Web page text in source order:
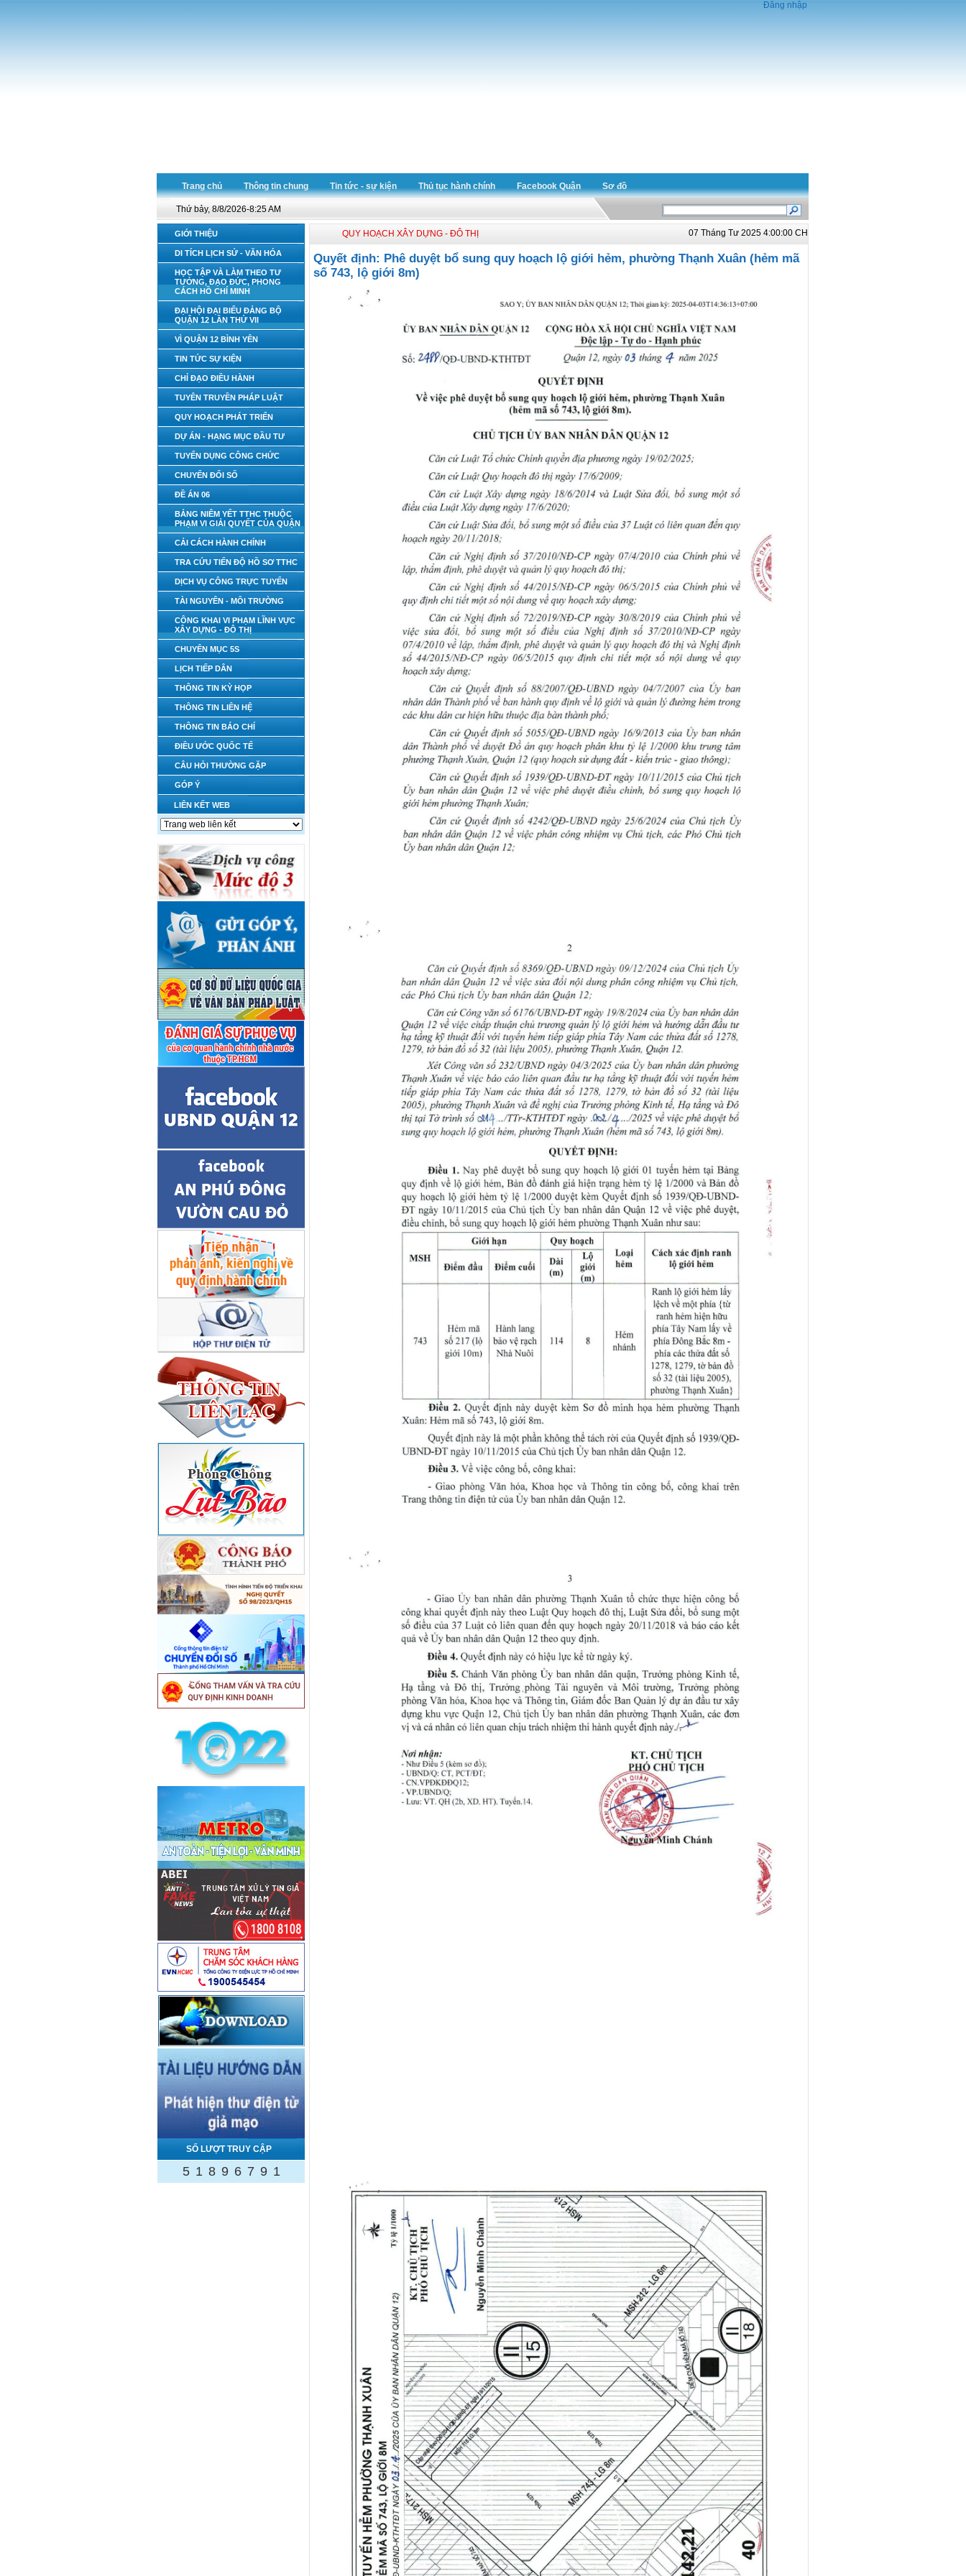
Đăng nhập
Trang chủ Thông tin chung Tin tức - sự kiện Thủ tục hành chính Facebook Quận Sơ đồ
Thứ bảy, 8/8/2026-8:25 AM
GIỚI THIỆU
DI TÍCH LỊCH SỬ - VĂN HÓA
HỌC TẬP VÀ LÀM THEO TƯ
TƯỞNG, ĐẠO ĐỨC, PHONG
CÁCH HỒ CHÍ MINH
ĐẠI HỘI ĐẠI BIỂU ĐẢNG BỘ
QUẬN 12 LẦN THỨ VII
VÌ QUẬN 12 BÌNH YÊN
TIN TỨC SỰ KIỆN
CHỈ ĐẠO ĐIỀU HÀNH
TUYÊN TRUYỀN PHÁP LUẬT
QUY HOẠCH PHÁT TRIỂN
DỰ ÁN - HẠNG MỤC ĐẦU TƯ
TUYỂN DỤNG CÔNG CHỨC
CHUYỂN ĐỔI SỐ
ĐỀ ÁN 06
BẢNG NIÊM YẾT TTHC THUỘC
PHẠM VI GIẢI QUYẾT CỦA QUẬN
CẢI CÁCH HÀNH CHÍNH
TRA CỨU TIẾN ĐỘ HỒ SƠ TTHC
DỊCH VỤ CÔNG TRỰC TUYẾN
TÀI NGUYÊN - MÔI TRƯỜNG
CÔNG KHAI VI PHẠM LĨNH VỰC
XÂY DỰNG - ĐÔ THỊ
CHUYÊN MỤC 5S
LỊCH TIẾP DÂN
THÔNG TIN KỲ HỌP
THÔNG TIN LIÊN HỆ
THÔNG TIN BÁO CHÍ
ĐIỀU ƯỚC QUỐC TẾ
CÂU HỎI THƯỜNG GẶP
GÓP Ý
LIÊN KẾT WEB
SỐ LƯỢT TRUY CẬP
5 1 8 9 6 7 9 1
QUY HOẠCH XÂY DỰNG - ĐÔ THỊ 07 Tháng Tư 2025 4:00:00 CH
Quyết định: Phê duyệt bổ sung quy hoạch lộ giới hẻm, phường Thạnh Xuân (hẻm mã
số 743, lộ giới 8m)